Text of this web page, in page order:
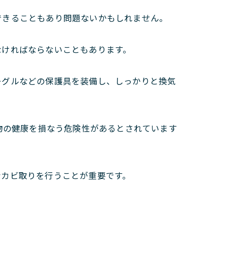
ることもあり問題ないかもしれません。
ればならないこともあります。
ルなどの保護具を装備し、しっかりと換気
健康を損なう危険性があるとされています
取りを行うことが重要です。